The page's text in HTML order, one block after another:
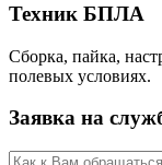
Техник БПЛА
Сборка, пайка,
полевых условиях.
Заявка на